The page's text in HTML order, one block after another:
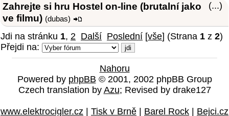
(...)
Zahrejte si hru Hostel on-line (brutalní jako
ve filmu) (dubas)
Jdi na stránku 1, 2 Další Poslední [vše] (Strana 1 z 2)
Přejdi na:
Nahoru
Powered by phpBB © 2001, 2002 phpBB Group
Czech translation by Azu; Revised by drake127
www.elektrocigler.cz | Tisk v Brně | Barel Rock | Bejci.cz